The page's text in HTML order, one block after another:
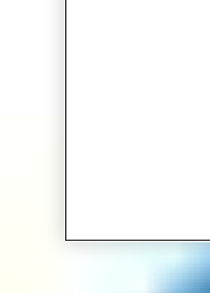
Studio kunt u zich